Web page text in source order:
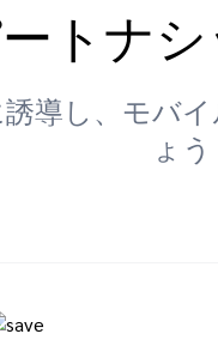
トナ
導し、モバ
ょう